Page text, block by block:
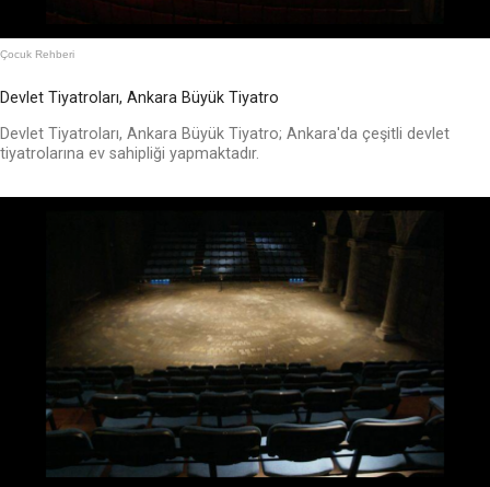
Çocuk Rehberi
Devlet Tiyatroları, Ankara Büyük Tiyatro
Devlet Tiyatroları, Ankara Büyük Tiyatro; Ankara'da çeşitli devlet
tiyatrolarına ev sahipliği yapmaktadır.